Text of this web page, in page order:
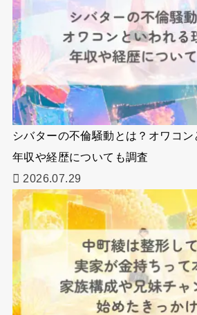
シバターの不倫騒動とは？オワコン
年収や経歴についても調査
2026.07.29